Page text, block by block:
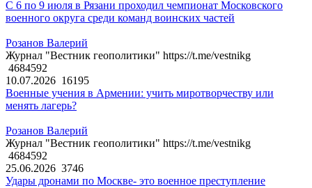
С 6 по 9 июля в Рязани проходил чемпионат Московского
военного округа среди команд воинских частей
Розанов Валерий
Журнал "Вестник геополитики" https://t.me/vestnikg
4684592
10.07.2026 16195
Военные учения в Армении: учить миротворчеству или
менять лагерь?
Розанов Валерий
Журнал "Вестник геополитики" https://t.me/vestnikg
4684592
25.06.2026 3746
Удары дронами по Москве- это военное преступление